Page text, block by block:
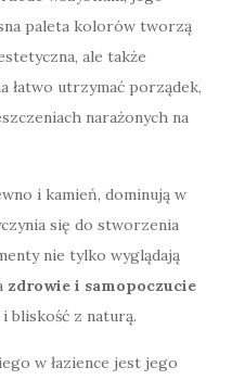
paleta kolorów tworzą
ale także
łatwo utrzymać porządek,
narażonych na
i kamień, dominują w
się do stworzenia
nie tylko wyglądają
zdrowie i samopoczucie
bliskość z naturą.
w łazience jest jego